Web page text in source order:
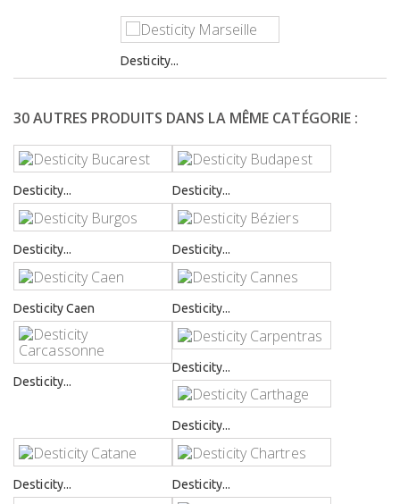
Desticity...
30 AUTRES PRODUITS DANS LA MÊME CATÉGORIE :
Desticity... Desticity...
Desticity... Desticity...
Desticity Caen Desticity...
Desticity...
Desticity...
Desticity...
Desticity... Desticity...